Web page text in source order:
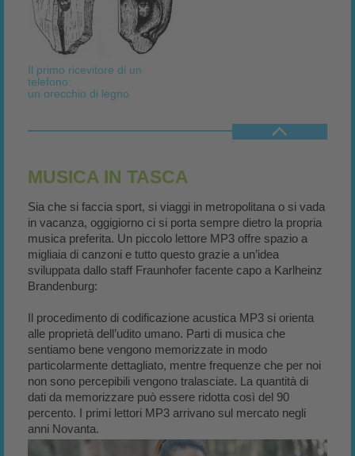
Il primo ricevitore di un
telefono:
un orecchio di legno
MUSICA IN TASCA
Sia che si faccia sport, si viaggi in metropolitana o si vada
in vacanza, oggigiorno ci si porta sempre dietro la propria
musica preferita. Un piccolo lettore MP3 offre spazio a
migliaia di canzoni e tutto questo grazie a un’idea
sviluppata dallo staff Fraunhofer facente capo a Karlheinz
Brandenburg:
Il procedimento di codificazione acustica MP3 si orienta
alle proprietà dell’udito umano. Parti di musica che
sentiamo bene vengono memorizzate in modo
particolarmente dettagliato, mentre frequenze che per noi
non sono percepibili vengono tralasciate. La quantità di
dati da memorizzare può essere ridotta così del 90
percento. I primi lettori MP3 arrivano sul mercato negli
anni Novanta.